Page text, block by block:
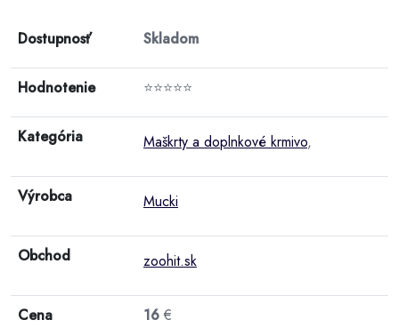
Dostupnosť Skladom
Hodnotenie ⭐⭐⭐⭐⭐
Kategória Maškrty a doplnkové krmivo,
Výrobca Mucki
Obchod zoohit.sk
Cena 16 €